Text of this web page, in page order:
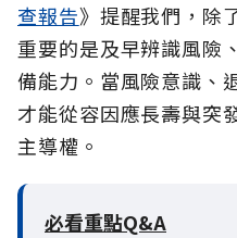
查報告》提醒我們，除
重要的是及早辨識風險
備能力。當風險意識、
才能從容因應長壽與突
主導權。
必看重點Q&A